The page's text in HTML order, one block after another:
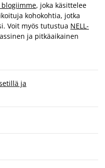
, joka käsittelee
kohokohtia, jotka
Voit myös tutustua NELL-
ja pitkäaikainen
ja